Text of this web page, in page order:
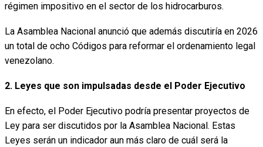
régimen impositivo en el sector de los hidrocarburos.
La Asamblea Nacional anunció que además discutiría en 2026
un total de ocho Códigos para reformar el ordenamiento legal
venezolano.
2. Leyes que son impulsadas desde el Poder Ejecutivo
En efecto, el Poder Ejecutivo podría presentar proyectos de
Ley para ser discutidos por la Asamblea Nacional. Estas
Leyes serán un indicador aun más claro de cuál será la